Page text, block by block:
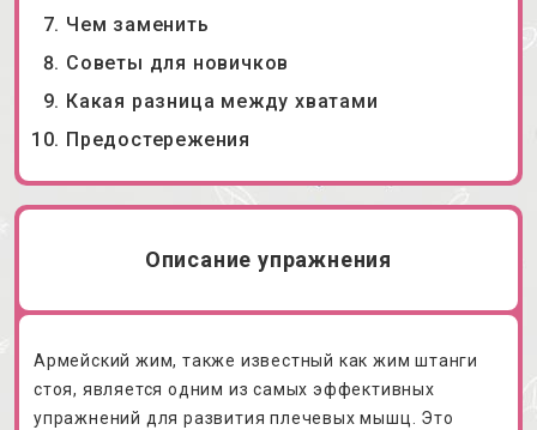
Чем заменить
Советы для новичков
Какая разница между хватами
Предостережения
Описание упражнения
Армейский жим, также известный как жим штанги
стоя, является одним из самых эффективных
упражнений для развития плечевых мышц. Это